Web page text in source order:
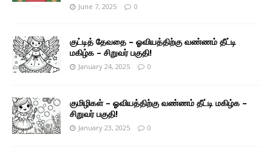
June 7, 2025 0
குட்டித் தேவதை – ஓவியத்திற்கு வண்ணம் தீட்டி
மகிழ்க – சிறுவர் பகுதி!
January 24, 2025 0
குமிழிகள் – ஓவியத்திற்கு வண்ணம் தீட்டி மகிழ்க –
சிறுவர் பகுதி!
January 23, 2025 0